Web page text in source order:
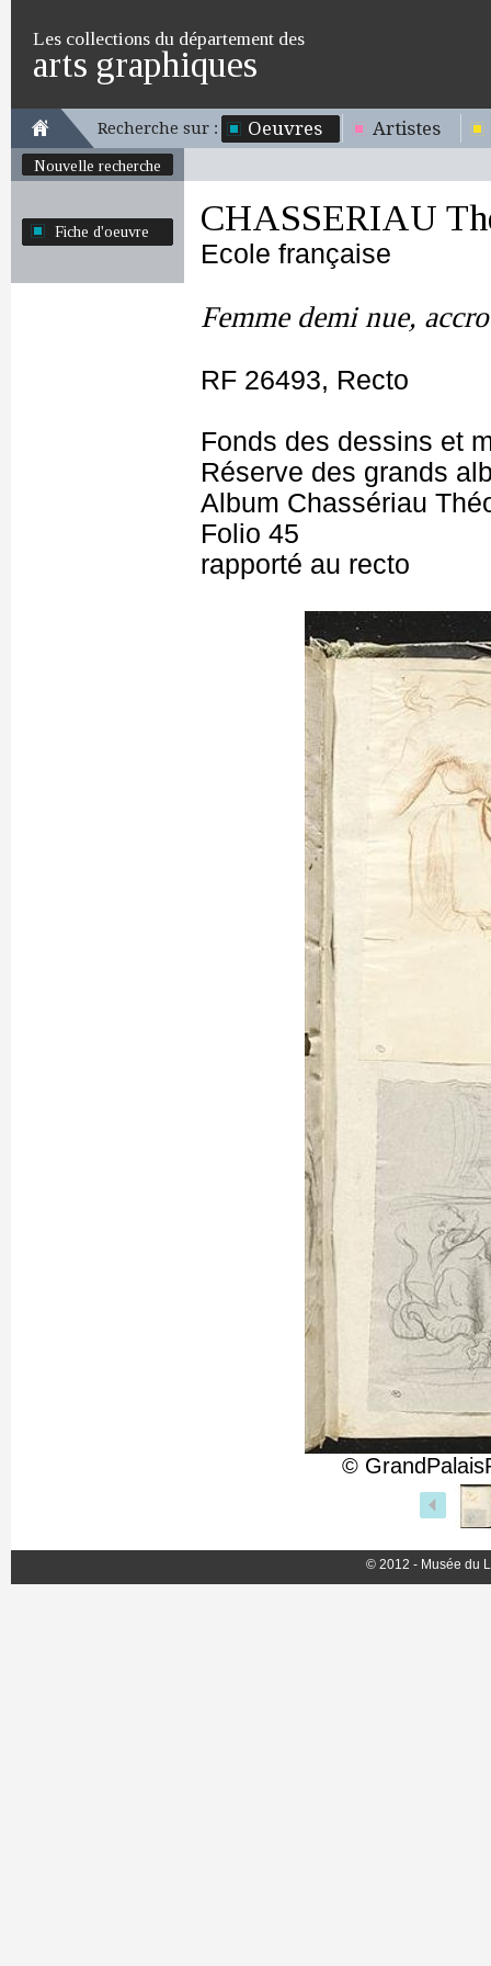
Les collections du département des
arts graphiques
Recherche sur : Oeuvres Artistes
Nouvelle recherche
Fiche d'oeuvre CHASSERIAU
Ecole française
Femme demi nue,
RF 26493, Recto
Fonds des dessins et
Réserve des grands
Album Chassériau
Folio 45
rapporté au recto
©
© 2012 - Musée du